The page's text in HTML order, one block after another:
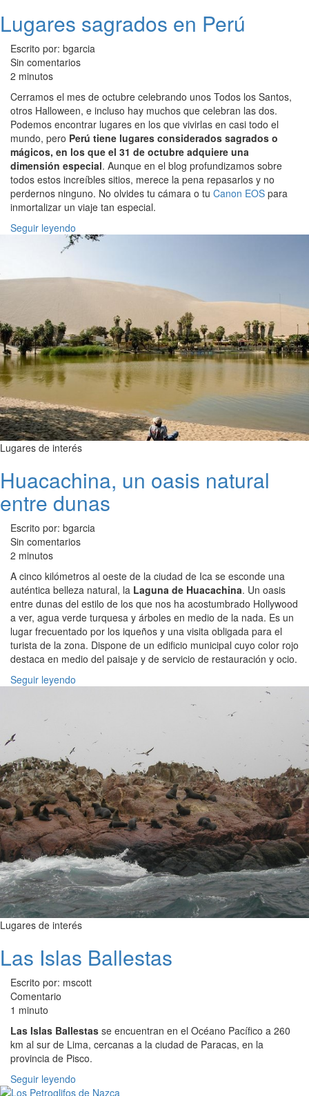
Lugares sagrados en Perú
Escrito por: bgarcia
Sin comentarios
2 minutos
Cerramos el mes de octubre celebrando unos Todos los Santos,
otros Halloween, e incluso hay muchos que celebran las dos.
Podemos encontrar lugares en los que vivirlas en casi todo el
mundo, pero Perú tiene lugares considerados sagrados o
mágicos, en los que el 31 de octubre adquiere una
dimensión especial. Aunque en el blog profundizamos sobre
todos estos increíbles sitios, merece la pena repasarlos y no
perdernos ninguno. No olvides tu cámara o tu Canon EOS para
inmortalizar un viaje tan especial.
Seguir leyendo
Lugares de interés
Huacachina, un oasis natural
entre dunas
Escrito por: bgarcia
Sin comentarios
2 minutos
A cinco kilómetros al oeste de la ciudad de Ica se esconde una
auténtica belleza natural, la Laguna de Huacachina. Un oasis
entre dunas del estilo de los que nos ha acostumbrado Hollywood
a ver, agua verde turquesa y árboles en medio de la nada. Es un
lugar frecuentado por los iqueños y una visita obligada para el
turista de la zona. Dispone de un edificio municipal cuyo color rojo
destaca en medio del paisaje y de servicio de restauración y ocio.
Seguir leyendo
Lugares de interés
Las Islas Ballestas
Escrito por: mscott
Comentario
1 minuto
Las Islas Ballestas se encuentran en el Océano Pacífico a 260
km al sur de Lima, cercanas a la ciudad de Paracas, en la
provincia de Pisco.
Seguir leyendo